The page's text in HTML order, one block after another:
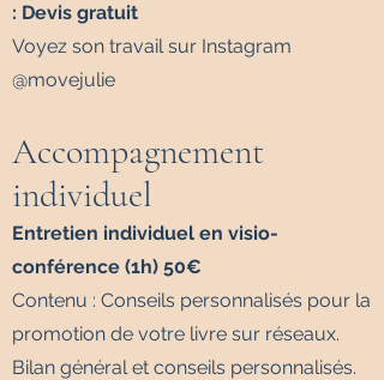
: Devis gratuit
​Voyez son travail sur Instagram
@movejulie
Accompagnement
individuel
Entretien individuel en visio-
conférence (1h) 50€
Contenu : Conseils personnalisés pour la
promotion de votre livre sur réseaux.​
Bilan général et conseils personnalisés.